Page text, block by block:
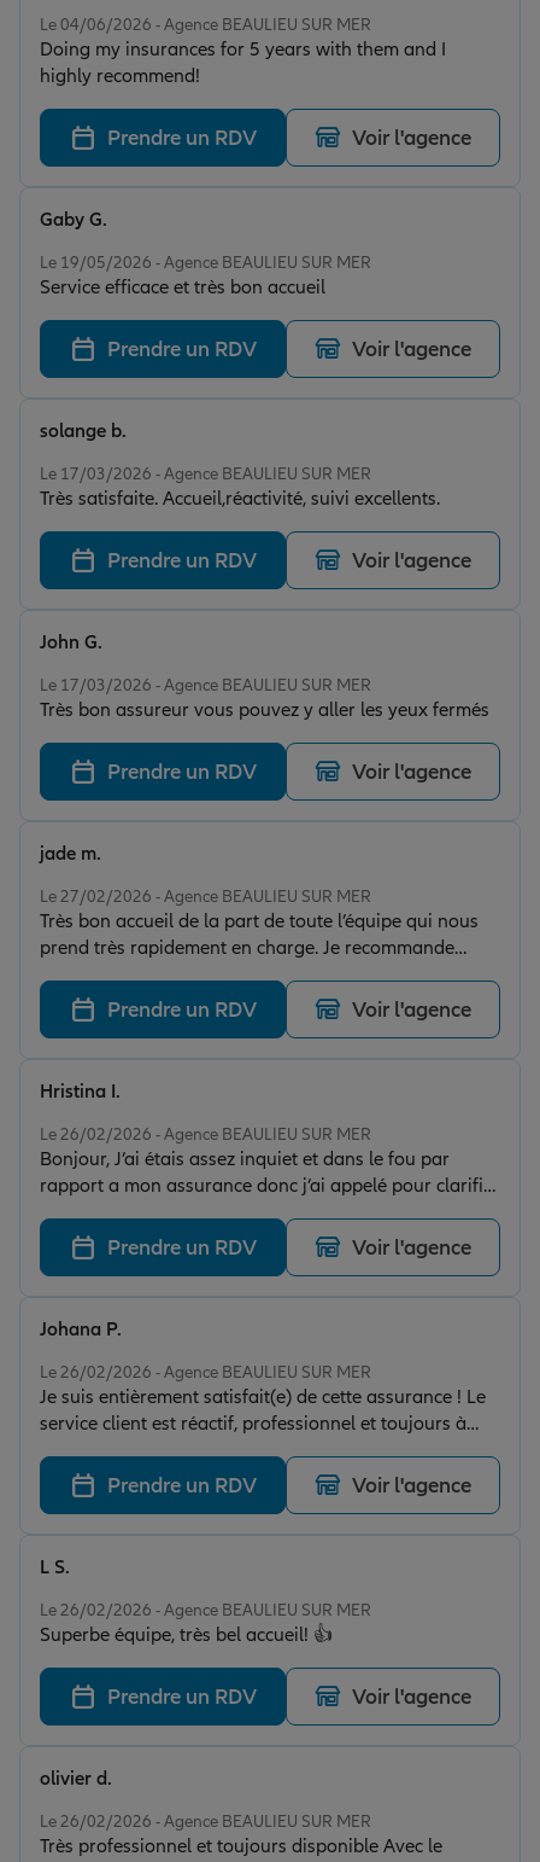
Retraite
Tous nos devis d'assurance
Le 04/06/2026 - Agence BEAULIEU SUR MER
Doing my insurances for 5 years with them and I
highly recommend!
Prendre un RDV Voir l'agence
Le 19/05/2026 - Agence BEAULIEU SUR MER
Service efficace et très bon accueil
Gaby G.
Prendre un RDV Voir l'agence
Le 17/03/2026 - Agence BEAULIEU SUR MER
Très satisfaite. Accueil,réactivité, suivi excellents.
solange b.
Prendre un RDV Voir l'agence
Le 17/03/2026 - Agence BEAULIEU SUR MER
Très bon assureur vous pouvez y aller les yeux fermés
John G.
Prendre un RDV Voir l'agence
Le 27/02/2026 - Agence BEAULIEU SUR MER
Très bon accueil de la part de toute l’équipe qui nous
prend très rapidement en charge. Je recommande
vivement !
jade m.
Prendre un RDV Voir l'agence
Le 26/02/2026 - Agence BEAULIEU SUR MER
Bonjour, J’ai étais assez inquiet et dans le fou par
rapport a mon assurance donc j’ai appelé pour clarifier
tout cela . Je suis tombé sur la jeune dame Elene qui a
su me répondre a toute mes questions avec exactitude
et délicatesse c’était simple rapide et efficace. Grand
merci à elle de toute ces réponses et son efficacité.
Hristina I.
Prendre un RDV Voir l'agence
Le 26/02/2026 - Agence BEAULIEU SUR MER
Je suis entièrement satisfait(e) de cette assurance ! Le
service client est réactif, professionnel et toujours à
l’écoute. Les démarches sont simples et rapides, et j’ai
été parfaitement accompagné(e) lors de ma demande.
Les conseillers prennent le temps d’expliquer
clairement les garanties et proposent des solutions
adaptées à mes besoins.
Johana P.
Prendre un RDV Voir l'agence
Le 26/02/2026 - Agence BEAULIEU SUR MER
Superbe équipe, très bel accueil! 👍
L S.
Prendre un RDV Voir l'agence
Le 26/02/2026 - Agence BEAULIEU SUR MER
Très professionnel et toujours disponible Avec le
olivier d.